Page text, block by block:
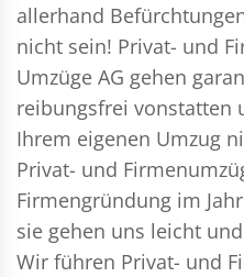
allerhand
nicht sein! Privat- und
Umzüge AG gehen
reibungsfrei vonstatten
Ihrem eigenen Umzug
Privat- und
Firmengründung im
sie gehen uns leicht
Wir führen Privat- und